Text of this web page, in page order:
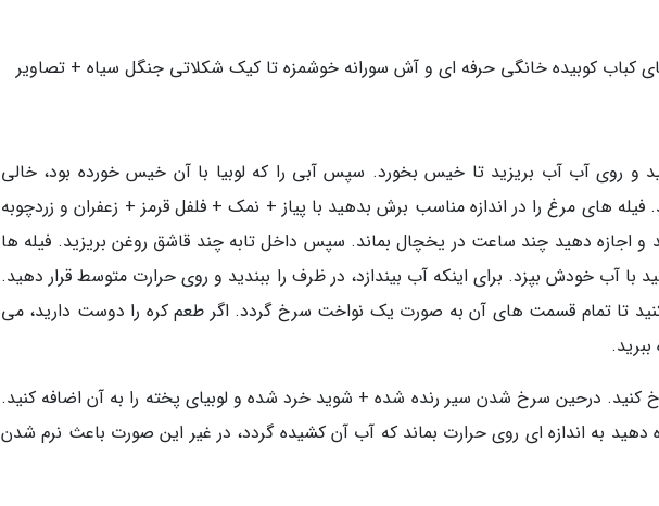
کباب کوبیده خانگی حرفه ای و آش سورانه خوشمزه تا کیک شکلاتی جنگل سیاه + تصاویر
و روی آب آب بریزید تا خیس بخورد. سپس آبی را که لوبیا با آن خیس خورده بود، خالی
فیله های مرغ را در اندازه مناسب برش بدهید با پیاز + نمک + فلفل قرمز + زعفران و زردچوبه
و اجازه دهید چند ساعت در یخچال بماند. سپس داخل تابه چند قاشق روغن بریزید. فیله ها
با آب خودش بپزد. برای اینکه آب بیندازد، در ظرف را ببندید و روی حرارت متوسط قرار دهید.
کنید تا تمام قسمت های آن به صورت یک نواخت سرخ گردد. اگر طعم کره را دوست دارید، می
کنید. درحین سرخ شدن سیر رنده شده + شوید خرد شده و لوبیای پخته را به آن اضافه کنید.
دهید به اندازه ای روی حرارت بماند که آب آن کشیده گردد، در غیر این صورت باعث نرم شدن